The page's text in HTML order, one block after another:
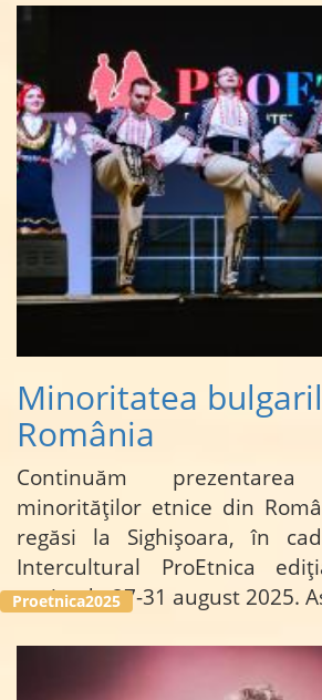
Minoritatea
România
Continuăm
minorităților etnice din
regăsi la Sighișoara, în
Intercultural ProEtnica
perioada 27-31 august 2025.
Proetnica2025